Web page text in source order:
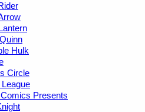
Hulk
Circle
Presents